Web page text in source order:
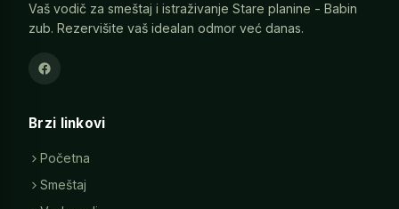
Vaš vodič za smeštaj i istraživanje Stare planine - Babin
zub. Rezervišite vaš idealan odmor već danas.
Brzi linkovi
Početna
Smeštaj